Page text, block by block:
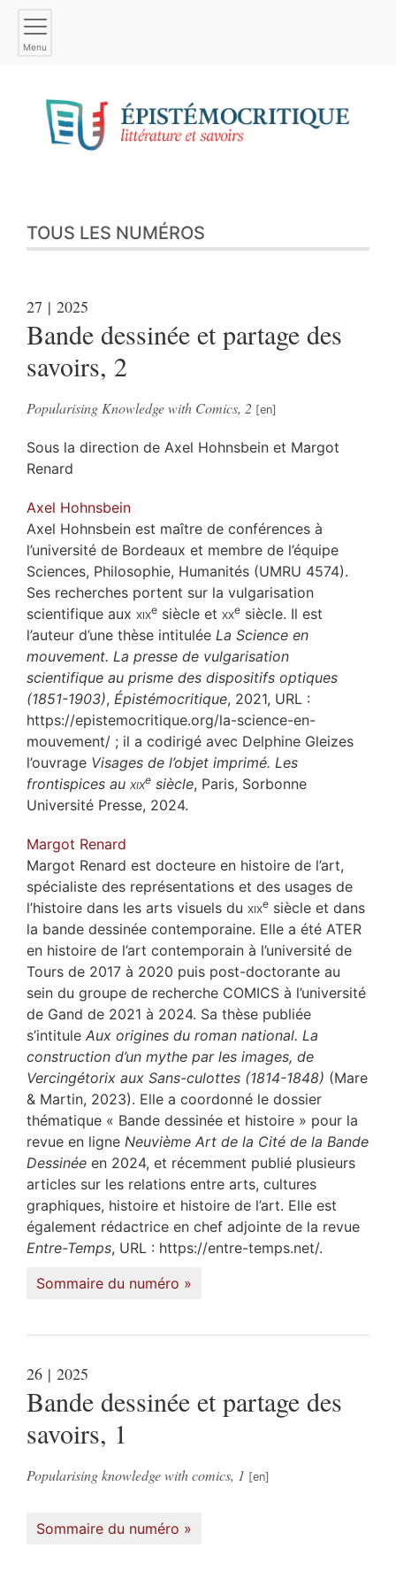
Menu
TOUS LES NUMÉROS
27 | 2025
Bande dessinée et partage des
savoirs, 2
Popularising Knowledge with Comics, 2
Sous la direction de Axel Hohnsbein et Margot
Renard
Axel Hohnsbein
Axel Hohnsbein est maître de conférences à
l’université de Bordeaux et membre de l’équipe
Sciences, Philosophie, Humanités (UMRU 4574).
Ses recherches portent sur la vulgarisation
scientifique aux xixe siècle et xxe siècle. Il est
l’auteur d’une thèse intitulée La Science en
mouvement. La presse de vulgarisation
scientifique au prisme des dispositifs optiques
(1851-1903), Épistémocritique, 2021, URL :
https://epistemocritique.org/la-science-en-
mouvement/ ; il a codirigé avec Delphine Gleizes
l’ouvrage Visages de l’objet imprimé. Les
frontispices au xixe siècle, Paris, Sorbonne
Université Presse, 2024.
Margot Renard
Margot Renard est docteure en histoire de l’art,
spécialiste des représentations et des usages de
l’histoire dans les arts visuels du xixe siècle et dans
la bande dessinée contemporaine. Elle a été ATER
en histoire de l’art contemporain à l’université de
Tours de 2017 à 2020 puis post-doctorante au
sein du groupe de recherche COMICS à l’université
de Gand de 2021 à 2024. Sa thèse publiée
s’intitule Aux origines du roman national. La
construction d’un mythe par les images, de
Vercingétorix aux Sans-culottes (1814-1848) (Mare
& Martin, 2023). Elle a coordonné le dossier
thématique « Bande dessinée et histoire » pour la
revue en ligne Neuvième Art de la Cité de la Bande
Dessinée en 2024, et récemment publié plusieurs
articles sur les relations entre arts, cultures
graphiques, histoire et histoire de l’art. Elle est
également rédactrice en chef adjointe de la revue
Entre-Temps, URL : https://entre-temps.net/.
Sommaire du numéro
26 | 2025
Bande dessinée et partage des
savoirs, 1
Popularising knowledge with comics, 1
Sommaire du numéro